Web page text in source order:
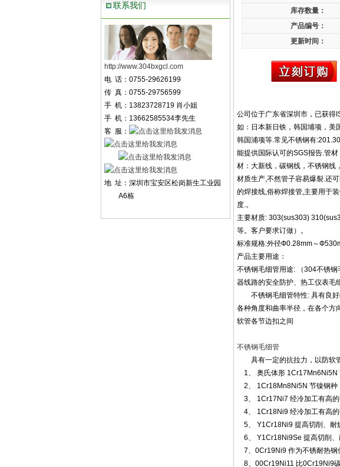
联系我们
http://www.304bxgcl.com
电 话：0755-29626199
传 真：0755-29756599
手 机：13823728719 肖小姐
手 机：13662585534李先生
客 服：
地 址：深圳市宝安区松岗新生工业园
A6栋
库存数量：
产品编号：
更新时间：
公司位于广东省深圳市，已获得
如：日本新日铁，韩国埔项，美
韩国浦项等.常见不锈钢有
能提供国际认可的SGS报告.管
材：大新线，碳钢线，不锈钢线
材质生产,不然管子容易爆裂.还
的焊接线,俗称焊接管,主要用于
度.。
主要材质: 303(sus303)
等。客户要求订做）。
标准规格:外径Ф0.28mm～
产品主要用途：
不锈钢毛细管用途: （304不锈
器线路的安全防护、热工仪表毛
不锈钢毛细管特性: 具有良好
各种角度和曲率半径，在各个方
软管各节边扣之间
不锈钢毛细管
具有一定的抗拉力，以防软管
1、 奥氏体形 1Cr17Mn6Ni5N
2、 1Cr18Mn8Ni5N 节镍钢种
3、 1Cr17Ni7 经冷加工有高
4、 1Cr18Ni9 经冷加工有高的
5、 Y1Cr18Ni9 提高切削、耐
6、 Y1Cr18Ni9Se 提高切削、
7、0Cr19Ni9 作为不锈耐热钢
8、00Cr19Ni11 比0Cr19Ni9